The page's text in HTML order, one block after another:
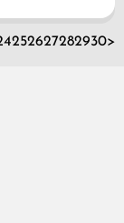
252627282930>